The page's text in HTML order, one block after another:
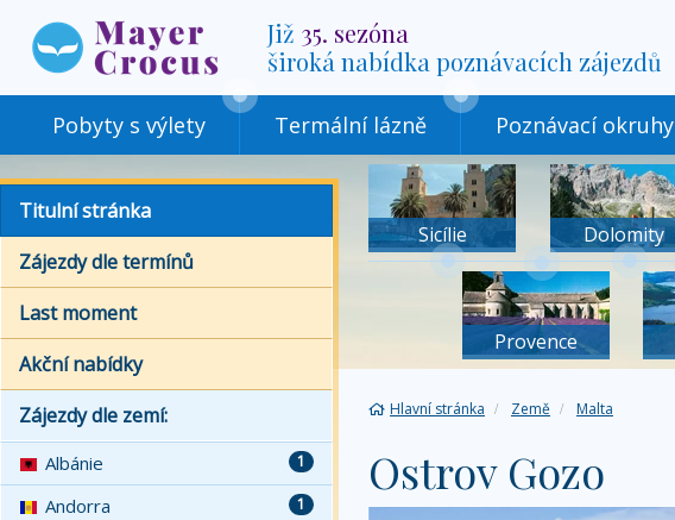
Již 35. sezóna
široká nabídka poznávacích zájezdů
Pobyty s výlety Termální lázně Poznávací okruhy
Sicílie Dolomity
Provence
Hlavní stránka Země Malta
Ostrov Gozo
Titulní stránka
Zájezdy dle termínů
Last moment
Akční nabídky
Zájezdy dle zemí:
1
Albánie
1
Andorra